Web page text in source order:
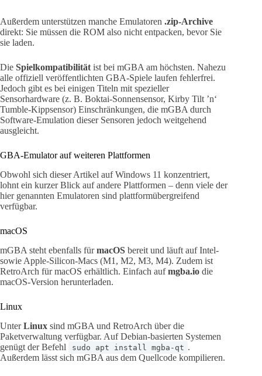
Außerdem unterstützen manche Emulatoren .zip-Archive
direkt: Sie müssen die ROM also nicht entpacken, bevor Sie
sie laden.
Die Spielkompatibilität ist bei mGBA am höchsten. Nahezu
alle offiziell veröffentlichten GBA-Spiele laufen fehlerfrei.
Jedoch gibt es bei einigen Titeln mit spezieller
Sensorhardware (z. B. Boktai-Sonnensensor, Kirby Tilt ’n‘
Tumble-Kippsensor) Einschränkungen, die mGBA durch
Software-Emulation dieser Sensoren jedoch weitgehend
ausgleicht.
GBA-Emulator auf weiteren Plattformen
Obwohl sich dieser Artikel auf Windows 11 konzentriert,
lohnt ein kurzer Blick auf andere Plattformen – denn viele der
hier genannten Emulatoren sind plattformübergreifend
verfügbar.
macOS
mGBA steht ebenfalls fürmacOS bereit und läuft auf Intel-
sowie Apple-Silicon-Macs (M1, M2, M3, M4). Zudem ist
RetroArch für macOS erhältlich. Einfach aufmgba.io die
macOS-Version herunterladen.
Linux
UnterLinux sind mGBA und RetroArch über die
Paketverwaltung verfügbar. Auf Debian-basierten Systemen
genügt der Befehl
sudo apt install mgba-qt .
Außerdem lässt sich mGBA aus dem Quellcode kompilieren.